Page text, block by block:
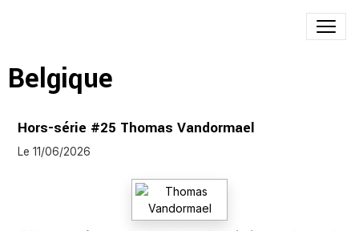
Belgique
Hors-série #25 Thomas Vandormael
Le 11/06/2026